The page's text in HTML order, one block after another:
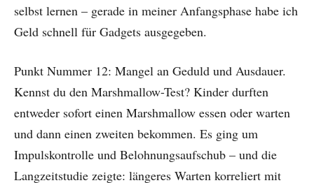
selbst lernen – gerade in meiner Anfangsphase habe ich
Geld schnell für Gadgets ausgegeben.
Punkt Nummer 12: Mangel an Geduld und Ausdauer.
Kennst du den Marshmallow-Test? Kinder durften
entweder sofort einen Marshmallow essen oder warten
und dann einen zweiten bekommen. Es ging um
Impulskontrolle und Belohnungsaufschub – und die
Langzeitstudie zeigte: längeres Warten korreliert mit